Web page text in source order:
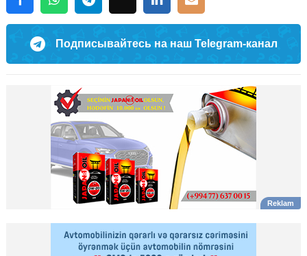
Подписывайтесь на наш Telegram-канал